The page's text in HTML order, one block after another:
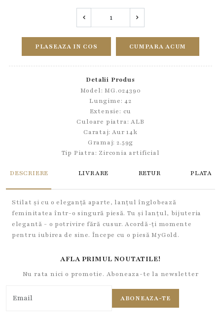
PLASEAZA IN COS CUMPARA ACUM
Detalii Produs
Model: MG.024390
Lungime: 42
Extensie: cu
Culoare piatra: ALB
Carataj: Aur 14k
Gramaj: 2.59g
Tip Piatra: Zirconia artificial
DESCRIERE LIVRARE RETUR PLATA
Stilat și cu o eleganță aparte, lanțul înglobează
feminitatea într-o singură piesă. Tu și lanțul, bijuteria
elegantă - o potrivire fără cusur. Acordă-ți momente
pentru iubirea de sine. Începe cu o piesă MyGold.
AFLA PRIMUL NOUTATILE!
Nu rata nici o promotie. Aboneaza-te la newsletter
ABONEAZA-TE